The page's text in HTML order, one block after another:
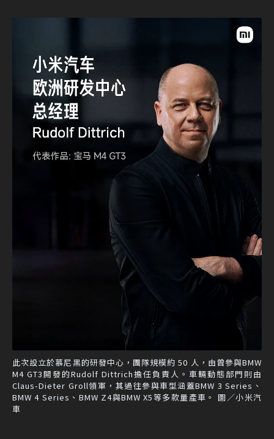
此次設立於慕尼黑的研發中心，團隊規模約 50 人，由曾參與BMW
M4 GT3開發的Rudolf Dittrich擔任負責人。車輛動態部門則由
Claus-Dieter Groll領軍，其過往參與車型涵蓋BMW 3 Series、
BMW 4 Series、BMW Z4與BMW X5等多款量產車。 圖／小米汽
車